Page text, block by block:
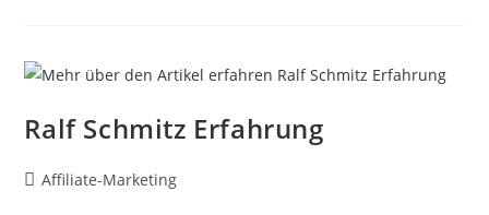
Ralf Schmitz Erfahrung
Beitrags-
Affiliate-Marketing